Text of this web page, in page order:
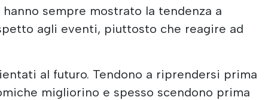
sempre mostrato la tendenza a
agli eventi, piuttosto che reagire ad
al futuro. Tendono a riprendersi prima
migliorino e spesso scendono prima